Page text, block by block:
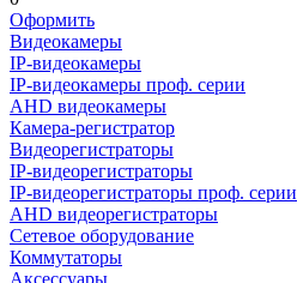
Оформить
Видеокамеры
IP-видеокамеры
IP-видеокамеры проф. серии
AHD видеокамеры
Камера-регистратор
Видеорегистраторы
IP-видеорегистраторы
IP-видеорегистраторы проф. серии
AHD видеорегистраторы
Сетевое оборудование
Коммутаторы
Аксессуары